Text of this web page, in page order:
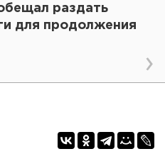
раздать
для продолжения